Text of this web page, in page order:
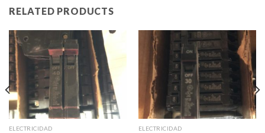
RELATED PRODUCTS
ELECTRICIDAD ELECTRICIDAD